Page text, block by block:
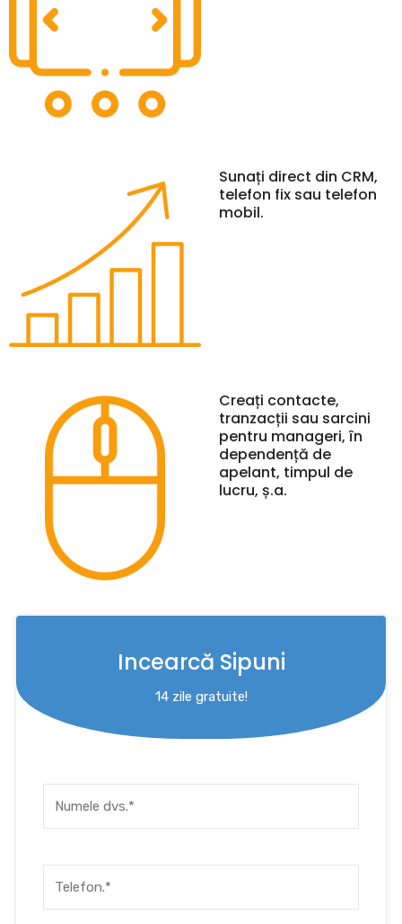
Sunați direct din CRM,
telefon fix sau telefon
mobil.
Creați contacte,
tranzacții sau sarcini
pentru manageri, în
dependență de
apelant, timpul de
lucru, ș.a.
Incearcă Sipuni
14 zile gratuite!